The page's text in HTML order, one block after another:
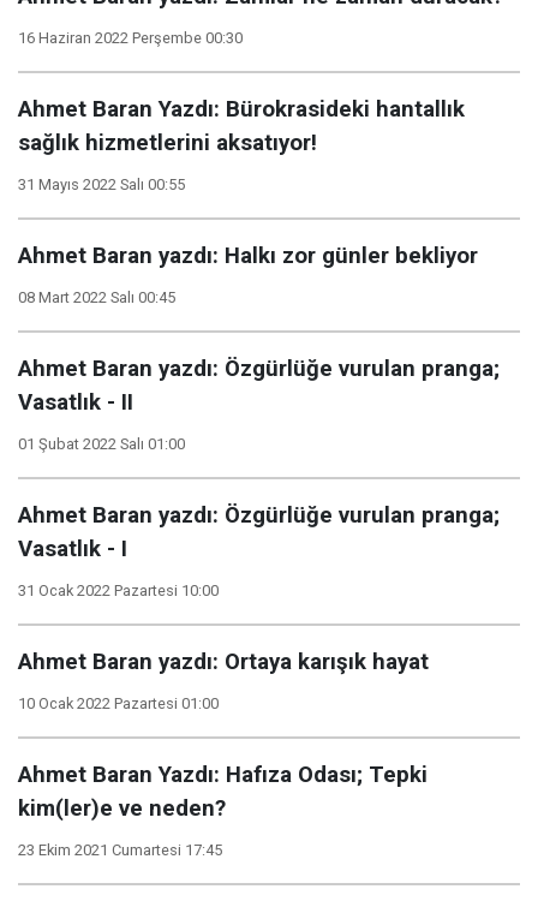
16 Haziran 2022 Perşembe 00:30
Ahmet Baran Yazdı: Bürokrasideki hantallık
sağlık hizmetlerini aksatıyor!
31 Mayıs 2022 Salı 00:55
Ahmet Baran yazdı: Halkı zor günler bekliyor
08 Mart 2022 Salı 00:45
Ahmet Baran yazdı: Özgürlüğe vurulan pranga;
Vasatlık - II
01 Şubat 2022 Salı 01:00
Ahmet Baran yazdı: Özgürlüğe vurulan pranga;
Vasatlık - I
31 Ocak 2022 Pazartesi 10:00
Ahmet Baran yazdı: Ortaya karışık hayat
10 Ocak 2022 Pazartesi 01:00
Ahmet Baran Yazdı: Hafıza Odası; Tepki
kim(ler)e ve neden?
23 Ekim 2021 Cumartesi 17:45